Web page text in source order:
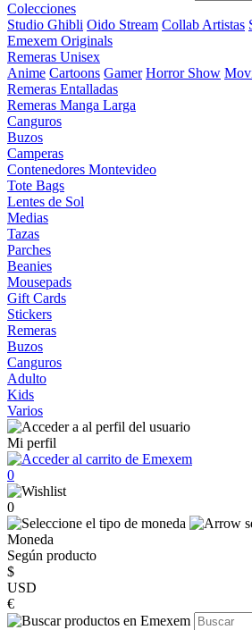
Colecciones
Studio Ghibli Oido Stream Collab Artistas
Emexem Originals
Remeras Unisex
Anime Cartoons Gamer Horror Show
Remeras Entalladas
Remeras Manga Larga
Canguros
Buzos
Camperas
Contenedores Montevideo
Tote Bags
Lentes de Sol
Medias
Tazas
Parches
Beanies
Mousepads
Gift Cards
Stickers
Remeras
Buzos
Canguros
Adulto
Kids
Varios
Mi perfil
0
0
Moneda
Según producto
$
USD
€